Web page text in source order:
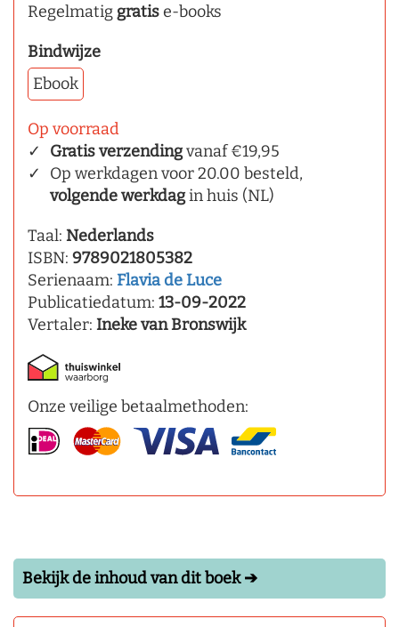
Regelmatig gratise-books
Bindwijze
Ebook
Op voorraad
Gratis verzendingvanaf €19,95
Op werkdagen voor 20.00 besteld,
volgende werkdagin huis (NL)
Taal: Nederlands
ISBN: 9789021805382
Serienaam: Flavia de Luce
Publicatiedatum: 13-09-2022
Vertaler: Ineke van Bronswijk
Onze veilige betaalmethoden:
Bekijk de inhoud van dit boek ➔